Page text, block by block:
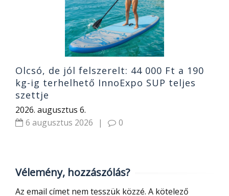
Olcsó, de jól felszerelt: 44 000 Ft a 190
kg-ig terhelhető InnoExpo SUP teljes
szettje
2026. augusztus 6.
6 augusztus 2026
| 0
Vélemény, hozzászólás?
Az email címet nem tesszük közzé. A kötelező